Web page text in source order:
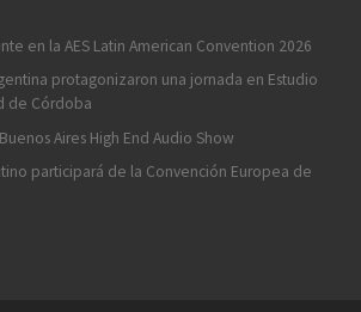
en la AES Latin American Convention 2026
protagonizaron una jornada en Estudio
de Córdoba
Aires High End Audio Show
participará de la Convención Europea de